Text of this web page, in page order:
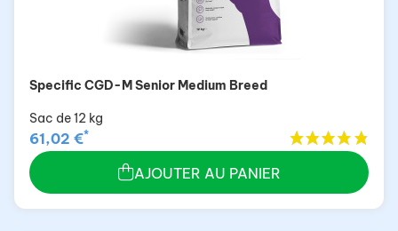
Specific CGD-M Senior Medium Breed
Sac de 12 kg
61,02 €*
AJOUTER AU PANIER